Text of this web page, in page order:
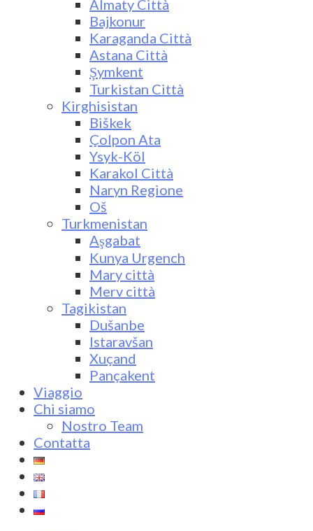
Almaty Città
Bajkonur
Karaganda Città
Astana Città
Şymkent
Turkistan Città
Kirghisistan
Biškek
Çolpon Ata
Ysyk-Köl
Karakol Città
Naryn Regione
Oš
Turkmenistan
Aşgabat
Kunya Urgench
Mary città
Merv città
Tagikistan
Dušanbe
Istaravšan
Xuçand
Pançakent
Viaggio
Chi siamo
Nostro Team
Contatta